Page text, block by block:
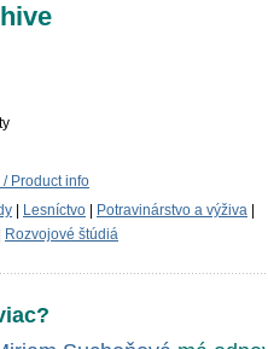
Product info
Lesníctvo Potravinárstvo a výživa
Rozvojové štúdiá